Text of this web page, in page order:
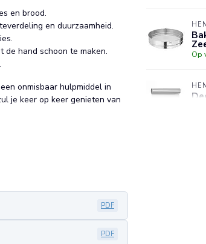
en brood.
en duurzaamheid.
de hand schoon te maken.
onmisbaar hulpmiddel in
je keer op keer genieten van
PDF
PDF
Op